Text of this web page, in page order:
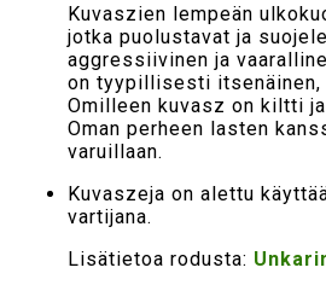
Kuvaszien lempeän
jotka puolustavat ja
aggressiivinen ja
on tyypillisesti itsenäinen,
Omilleen kuvasz on kiltti
Oman perheen lasten
varuillaan.
Kuvaszeja on alettu
vartijana.
Lisätietoa rodusta: